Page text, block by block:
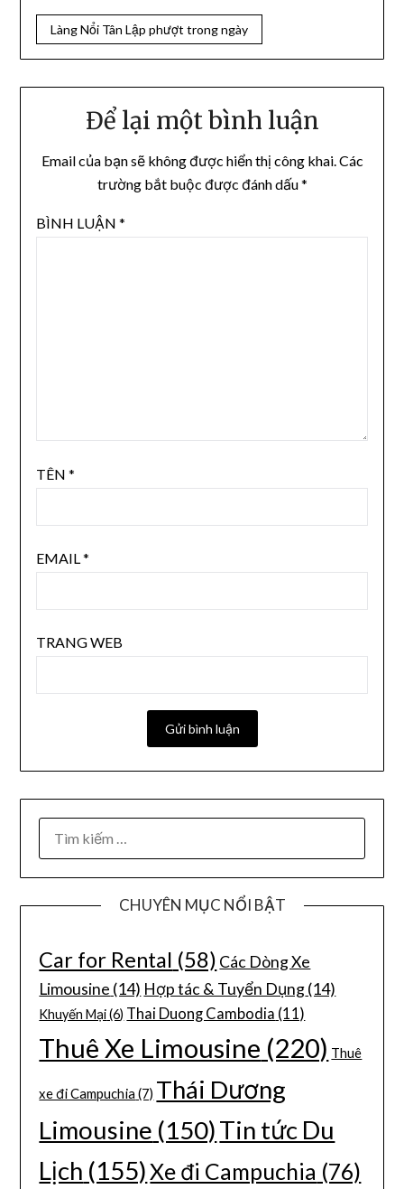
Làng Nổi Tân Lập phượt trong ngày
Để lại một bình luận
Email của bạn sẽ không được hiển thị công khai.Các
trường bắt buộc được đánh dấu*
BÌNH LUẬN *
TÊN *
EMAIL*
TRANG WEB
CHUYÊN MỤC NỔI BẬT
Car for Rental (58) Các Dòng Xe
Limousine (14) Hợp tác & Tuyển Dụng(14)
Khuyến Mại(6) Thai Duong Cambodia (11)
Thuê Xe Limousine (220) Thuê
xe đi Campuchia(7) Thái Dương
Limousine (150)Tin tức Du
Lịch (155)Xe đi Campuchia (76)